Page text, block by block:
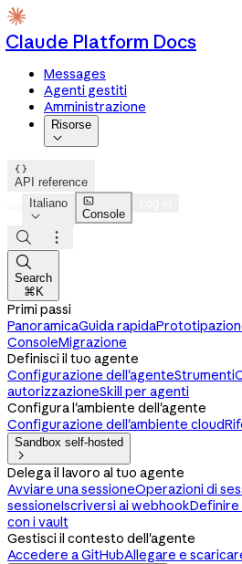
Claude Platform Docs
Messages
Agenti gestiti
Amministrazione
Risorse


API reference
Italiano


Console



Search
⌘K
Primi passi
PanoramicaGuida rapida
ConsoleMigrazione
Definisci il tuo agente
Configurazione dell'agenteStrumenti
autorizzazioneSkill per agenti
Configura l'ambiente dell'agente
Configurazione dell'ambiente cloud
Sandbox self-hosted

Delega il lavoro al tuo agente
Avviare una sessioneOperazioni di
sessioneIscriversi ai webhookDefinire
con i vault
Gestisci il contesto dell'agente
Accedere a GitHubAllegare e